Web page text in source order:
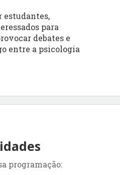
estudantes,
para
debates e
entre a psicologia
programação: